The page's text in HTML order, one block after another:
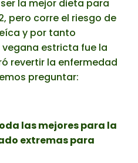
la mejor dieta para
pero corre el riesgo de
y por tanto
estricta fue la
revertir la enfermedad
preguntar:
las mejores para la
extremas para